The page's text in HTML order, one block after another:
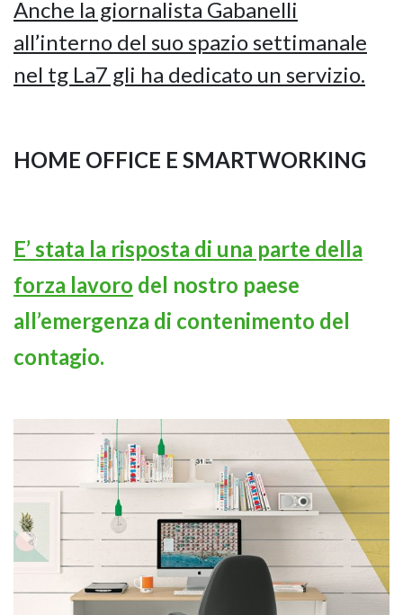
Anche la giornalista Gabanelli
all’interno del suo spazio settimanale
nel tg La7 gli ha dedicato un servizio.
HOME OFFICE E SMARTWORKING
E’ stata la risposta di una parte della
forza lavoro del nostro paese
all’emergenza di contenimento del
contagio.